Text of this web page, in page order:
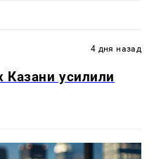
4 дня назад
Казани усилили